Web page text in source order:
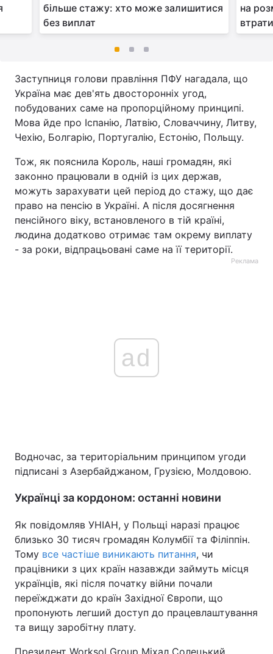
більше стажу: хто може залишитися
без виплат
на
Заступниця голови правління ПФУ нагадала, що
Україна має дев'ять двосторонніх угод,
побудованих саме на пропорційному принципі.
Мова йде про Іспанію, Латвію, Словаччину, Литву,
Чехію, Болгарію, Португалію, Естонію, Польщу.
Тож, як пояснила Король, наші громадян, які
законно працювали в одній із цих держав,
можуть зарахувати цей період до стажу, що дає
право на пенсію в Україні. А після досягнення
пенсійного віку, встановленого в тій країні,
людина додатково отримає там окрему виплату
- за роки, відпрацьовані саме на її території.
Реклама
ad
Водночас, за територіальним принципом угоди
підписані з Азербайджаном, Грузією, Молдовою.
Українці за кордоном: останні новини
Як повідомляв УНІАН, у Польщі наразі працює
близько 30 тисяч громадян Колумбії та Філіппін.
Тому все частіше виникають питання, чи
працівники з цих країн назавжди займуть місця
українців, які після початку війни почали
переїжджати до країн Західної Європи, що
пропонують легший доступ до працевлаштування
та вищу заробітну плату.
Президент Worksol Group Міхал Солецький